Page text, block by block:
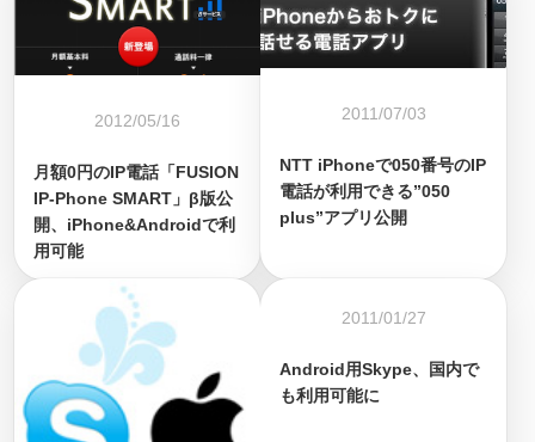
2012/05/16
月額0円のIP電話「FUSION
IP-Phone SMART」β版公
開、iPhone&Androidで利
用可能
2011/07/03
NTT iPhoneで050番号のIP
電話が利用できる”050
plus”アプリ公開
2011/01/27
Android用Skype、国内で
も利用可能に